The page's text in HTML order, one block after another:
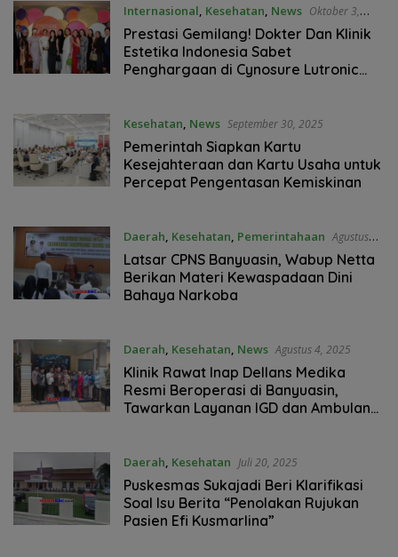
Internasional, Kesehatan, News Oktober 3,
2025
Prestasi Gemilang! Dokter Dan Klinik
Estetika Indonesia Sabet
Penghargaan di Cynosure Lutronic
Kesehatan, News September 30, 2025
Pemerintah Siapkan Kartu
Kesejahteraan dan Kartu Usaha untuk
Percepat Pengentasan Kemiskinan
Daerah, Kesehatan, Pemerintahaan Agustus
30, 2025
Latsar CPNS Banyuasin, Wabup Netta
Berikan Materi Kewaspadaan Dini
Bahaya Narkoba
Daerah, Kesehatan, News Agustus 4, 2025
Klinik Rawat Inap Dellans Medika
Resmi Beroperasi di Banyuasin,
Tawarkan Layanan IGD dan Ambulans
Daerah, Kesehatan Juli 20, 2025
Puskesmas Sukajadi Beri Klarifikasi
Soal Isu Berita “Penolakan Rujukan
Pasien Efi Kusmarlina”